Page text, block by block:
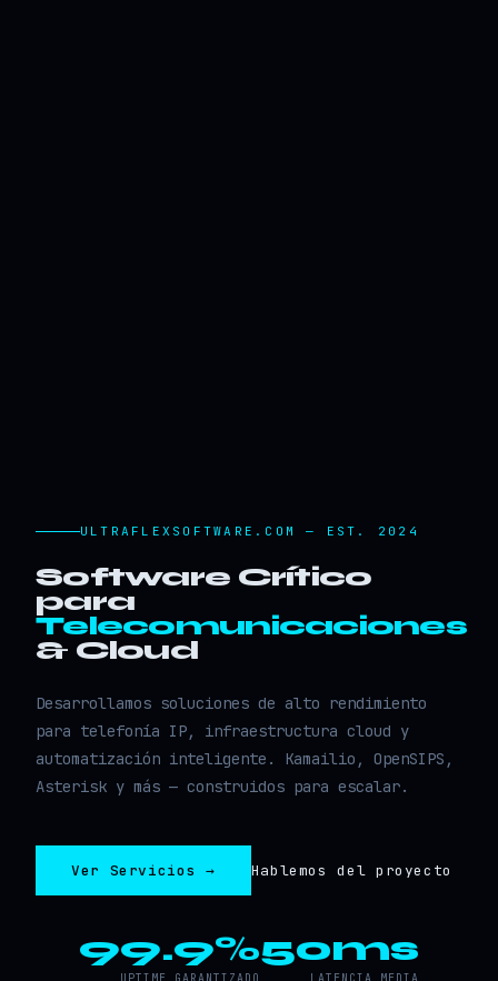
ULTRAFLEXSOFTWARE.COM — EST. 2024
Software Crítico
para
Telecomunicaciones
& Cloud
Desarrollamos soluciones de alto rendimiento
para telefonía IP, infraestructura cloud y
automatización inteligente. Kamailio, OpenSIPS,
Asterisk y más — construidos para escalar.
Ver Servicios → Hablemos del proyecto
99.9%
UPTIME GARANTIZADO
50ms
LATENCIA MEDIA